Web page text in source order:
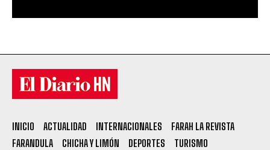
INICIO ACTUALIDAD INTERNACIONALES
FARAH LA REVISTA
FARANDULA
CHICHA Y LIMÓN DEPORTES TURISMO